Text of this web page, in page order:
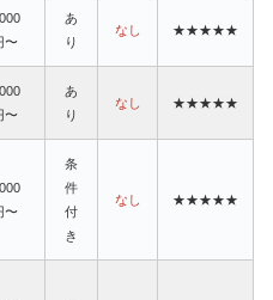
〜
あ
り
なし ★★★★★
〜
あ
り
なし ★★★★★
〜
条
件
付
き
なし ★★★★★